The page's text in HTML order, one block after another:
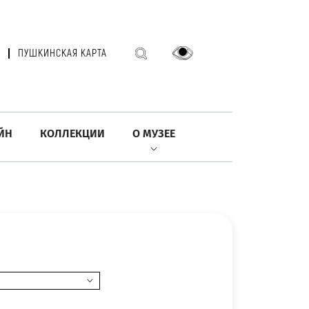
ПУШКИНСКАЯ КАРТА
КОЛЛЕКЦИИ О МУЗЕЕ